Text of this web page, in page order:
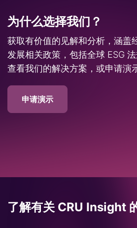
为什么选择我们？
获取有价值的见解和分析，涵盖
发展相关政策，包括全球 ESG 法
查看我们的解决方案，或申请演
申请演示
了解有关 CRU Insight